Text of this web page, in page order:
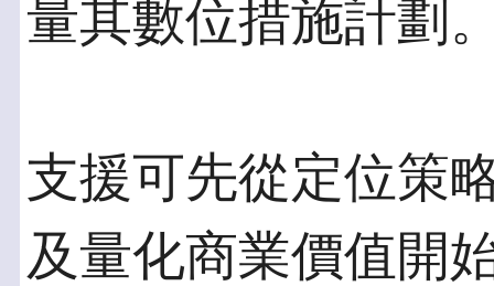
量其數位措施計劃
支援可先從定位策
及量化商業價值開